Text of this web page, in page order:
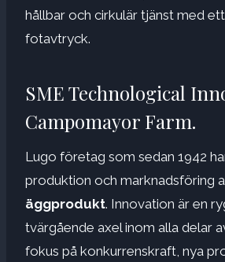
hållbar och cirkulär tjänst med
fotavtryck.
SME Technological
Campomayor Farm.
Lugo företag som sedan 1942
produktion och marknadsföring
äggprodukt. Innovation är en
tvärgående axel inom alla delar
fokus på konkurrenskraft, nya